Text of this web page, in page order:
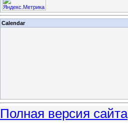
Calendar
Полная версия сайта